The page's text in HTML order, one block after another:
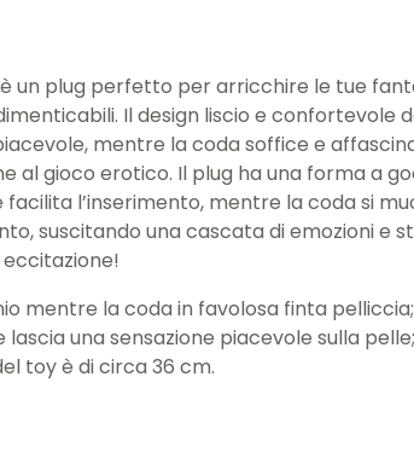
un plug perfetto per arricchire le tue
Il design liscio e confortevole
mentre la coda soffice e
al gioco erotico. Il plug ha una forma a
l’inserimento, mentre la coda si
suscitando una cascata di emozioni e
mentre la coda in favolosa finta pelliccia;
una sensazione piacevole sulla pelle;
toy è di circa 36 cm.